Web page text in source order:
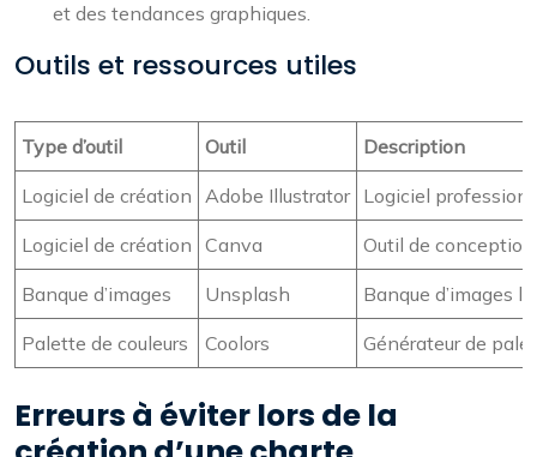
et des tendances graphiques.
Outils et ressources utiles
Type d’outil Outil Description
Logiciel de création Adobe Illustrator Logiciel
Logiciel de création Canva Outil de
Banque d’images Unsplash Banque d’images
Palette de couleurs Coolors Générateur de
Erreurs à éviter lors de la